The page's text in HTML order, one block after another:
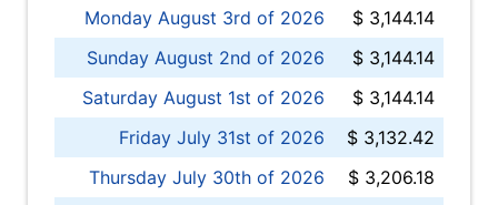
Monday August 3rd of 2026
$ 3,144.14
Sunday August 2nd of 2026
$ 3,144.14
Saturday August 1st of 2026
$ 3,144.14
Friday July 31st of 2026
$ 3,132.42
Thursday July 30th of 2026
$ 3,206.18